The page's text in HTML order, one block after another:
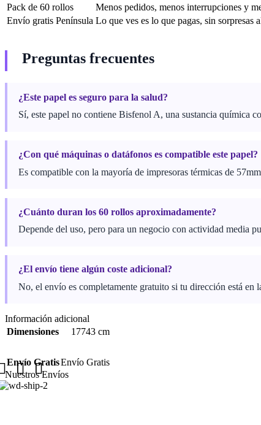
Pack de 60 rollos
Menos pedidos, menos interrupciones y
Envío gratis Península Lo que ves es lo que pagas, sin sorpresas
Preguntas frecuentes
¿Este papel es seguro para la salud?
Sí, este papel no contiene Bisfenol A, una sustancia química
¿Con qué máquinas o datáfonos es compatible este papel?
Es compatible con la mayoría de impresoras térmicas de
¿Cuánto duran los 60 rollos aproximadamente?
Depende del uso, pero para un negocio con actividad media
¿El envío tiene algún coste adicional?
No, el envío es completamente gratuito si tu dirección está en
Información adicional
Dimensiones
17743 cm
Envío GratisEnvío Gratis
Nuestros Envíos